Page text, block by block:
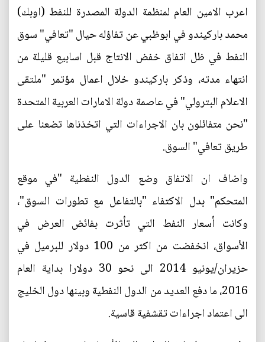
اعرب الامين العام لمنظمة الدولة المصدرة للنفط (اوبك)
محمد باركيندو في ابوظبي عن تفاؤله حيال "تعافي" سوق
النفط في ظل اتفاق خفض الانتاج قبل اسابيع قليلة من
انتهاء مدته، وذكر باركيندو خلال اعمال مؤتمر "ملتقى
الاعلام البترولي" في عاصمة دولة الامارات العربية المتحدة
"نحن متفائلون بان الاجراءات التي اتخذناها تضعنا على
طريق تعافي" السوق.
واضاف ان الاتفاق وضع الدول النفطية "في موقع
المتحكم" بدل الاكتفاء "بالتفاعل مع تطورات السوق"،
وكانت أسعار النفط التي تأثرت بفائض العرض في
الأسواق، انخفضت من اكثر من 100 دولار للبرميل في
حزيران/يونيو 2014 الى نحو 30 دولارا بداية العام
2016، ما دفع العديد من الدول النفطية وبينها دول الخليج
الى اعتماد اجراءات تقشفية قاسية.